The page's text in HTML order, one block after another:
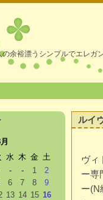
の余裕漂うシンプルでエレガ
ルイ
ヴィ
ー専
ー(N
水 木 金 土
- - 1
2
6 7 8
9
13 14 15 16